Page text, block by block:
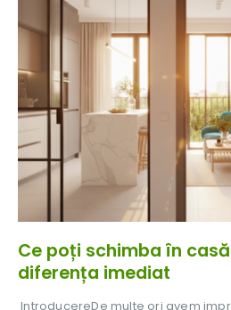
Ce poți schimba în
diferența imediat
IntroducereDe multe ori avem